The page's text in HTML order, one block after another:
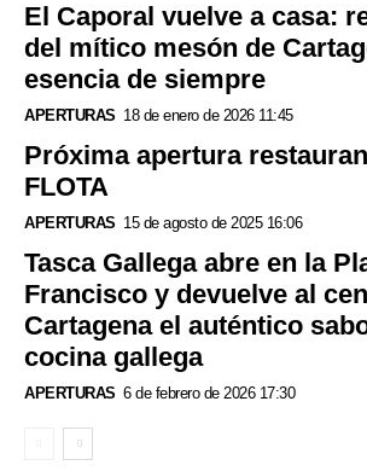
El Caporal vuelve a casa:
del mítico mesón de
esencia de siempre
APERTURAS 18 de enero de 2026 11:45
Próxima apertura
FLOTA
APERTURAS 15 de agosto de 2025 16:06
Tasca Gallega abre en la
Francisco y devuelve al
Cartagena el auténtico
cocina gallega
APERTURAS 6 de febrero de 2026 17:30